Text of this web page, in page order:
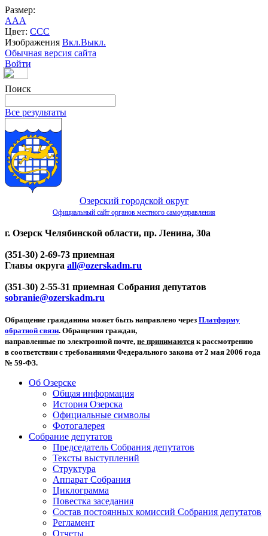
Размер:
AAA
Цвет: CCC
Изображения Вкл.Выкл.
Обычная версия сайта
Войти
Поиск
Все результаты
Озерский городской округ
Официальный сайт органов местного самоуправления
г. Озерск Челябинской области, пр. Ленина, 30а
(351-30) 2-69-73 приемная
Главы округа all@ozerskadm.ru
(351-30) 2-55-31 приемная Собрания депутатов
sobranie@ozerskadm.ru
Обращение гражданина может быть направлено через Платформу
обратной связи. Обращения граждан,
направленные по электронной почте, не принимаются к рассмотрению
в соответствии с требованиями Федерального закона от 2 мая 2006 года
№ 59-ФЗ.
Об Озерске
Общая информация
История Озерска
Официальные символы
Фотогалерея
Собрание депутатов
Председатель Собрания депутатов
Тексты выступлений
Структура
Аппарат Собрания
Циклограмма
Повестка заседания
Состав постоянных комиссий Собрания депутатов
Регламент
Отчеты